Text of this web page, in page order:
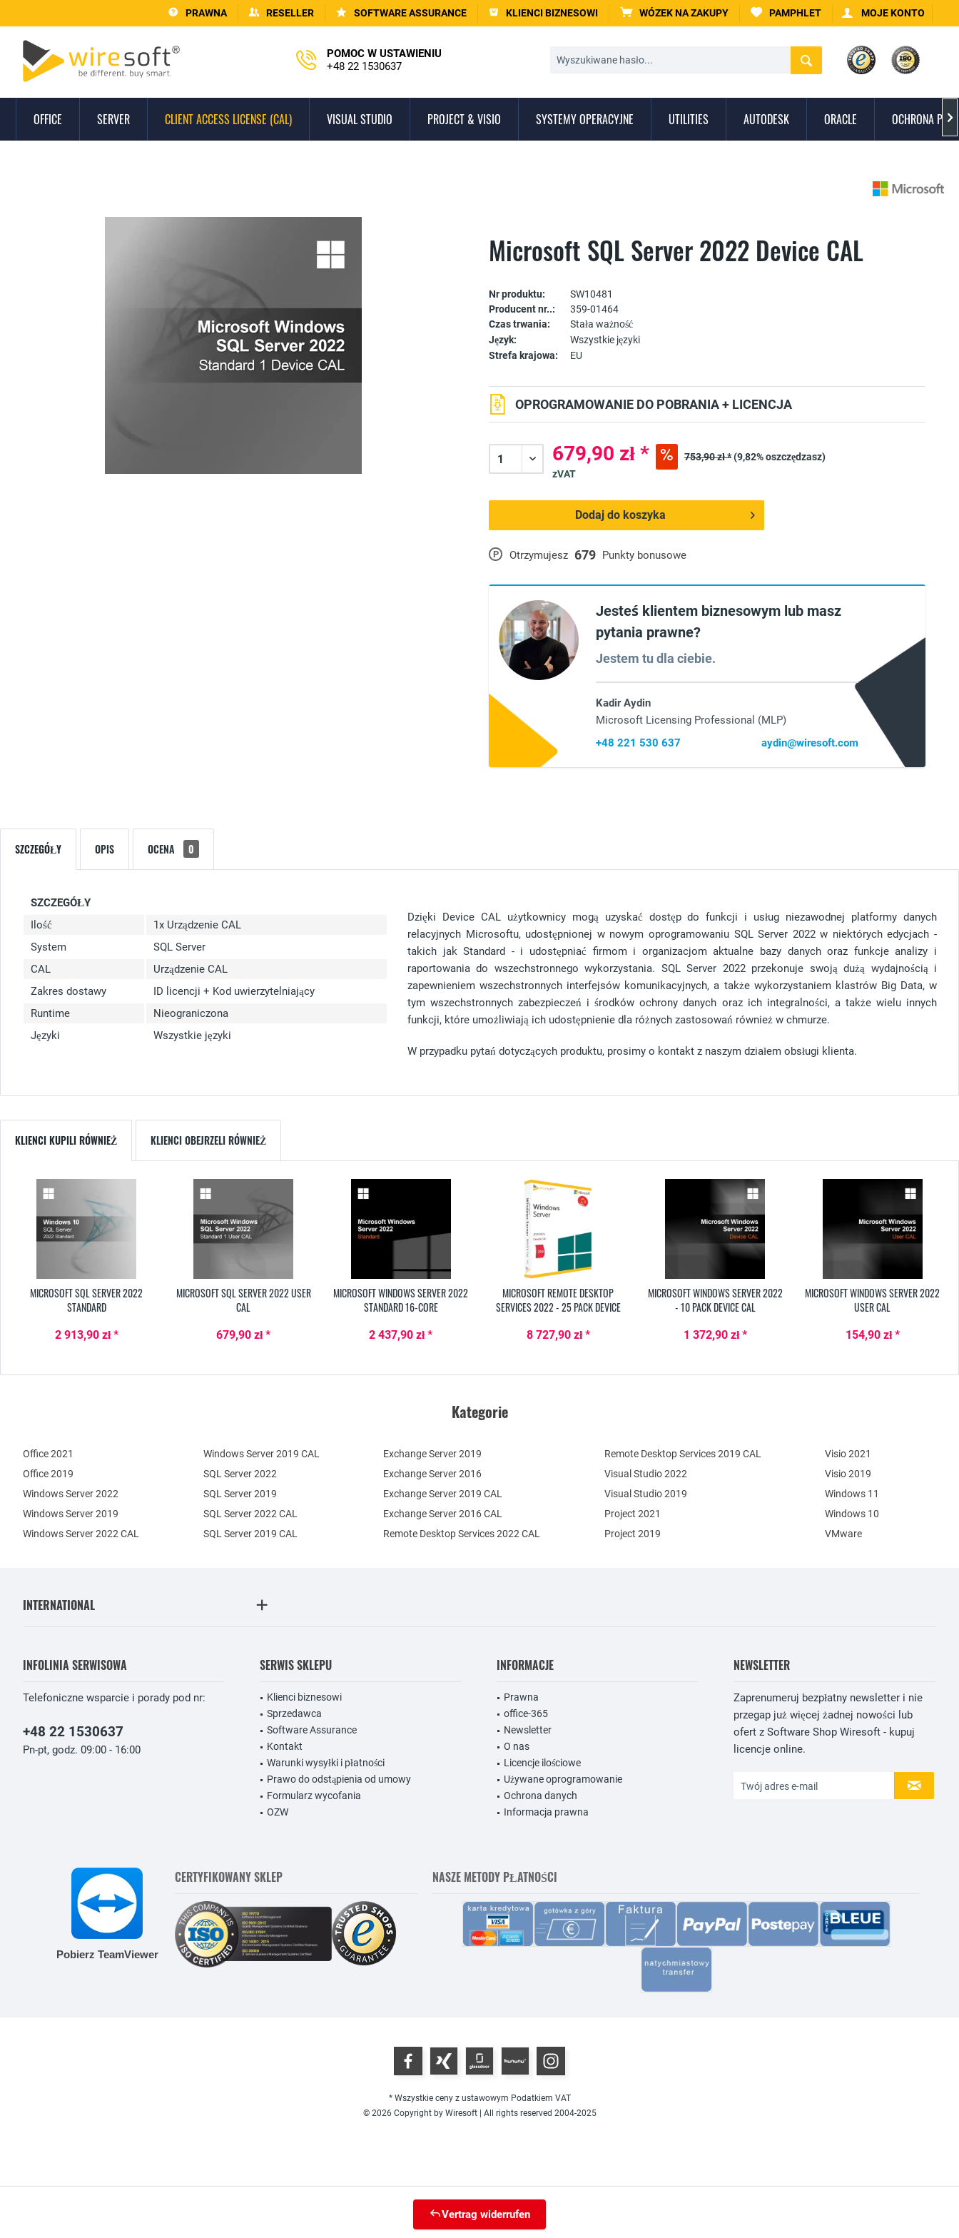
PRAWNA RESELLER SOFTWARE ASSURANCE KLIENCI BIZNESOWI WÓZEK NA ZAKUPY PAMPHLET MOJE KONTO
POMOC W USTAWIENIU
+48 22 1530637
OFFICE SERVER CLIENT ACCESS LICENSE (CAL) VISUAL STUDIO PROJECT & VISIO SYSTEMY OPERACYJNE UTILITIES AUTODESK ORACLE OCHRONA 
Microsoft SQL Server 2022 Device CAL
Nr produktu:
SW10481
Producent nr..:
359-01464
Czas trwania:
Stała ważność
Język:
Wszystkie języki
Strefa krajowa:
EU
P Otrzymujesz 679 Punkty bonusowe
OPROGRAMOWANIE DO POBRANIA + LICENCJA
679,90 zł * 753,90 zł *(9,82% oszczędzasz)
zVAT
Dodaj do koszyka
Jesteś klientem biznesowym lub masz
pytania prawne?
Jestem tu dla ciebie.
Kadir Aydin
Microsoft Licensing Professional (MLP)
+48 221 530 637
aydin@wiresoft.com
SZCZEGÓŁY OPIS OCENA 0
SZCZEGÓŁY
Ilość
1x Urządzenie CAL
System
SQL Server
CAL
Urządzenie CAL
Zakres dostawy
ID licencji + Kod uwierzytelniający
Runtime
Nieograniczona
Języki
Wszystkie języki
Dzięki Device CAL użytkownicy mogą uzyskać dostęp do funkcji i usług niezawodnej platformy danych
relacyjnych Microsoftu, udostępnionej w nowym oprogramowaniu SQL Server 2022 w niektórych edycjach -
takich jak Standard - i udostępniać firmom i organizacjom aktualne bazy danych oraz funkcje analizy i
raportowania do wszechstronnego wykorzystania. SQL Server 2022 przekonuje swoją dużą wydajnością i
zapewnieniem wszechstronnych interfejsów komunikacyjnych, a także wykorzystaniem klastrów Big Data, w
tym wszechstronnych zabezpieczeń i środków ochrony danych oraz ich integralności, a także wielu innych
funkcji, które umożliwiają ich udostępnienie dla różnych zastosowań również w chmurze.
W przypadku pytań dotyczących produktu, prosimy o kontakt z naszym działem obsługi klienta.
KLIENCI KUPILI RÓWNIEŻ KLIENCI OBEJRZELI RÓWNIEŻ
MICROSOFT SQL SERVER 2022
STANDARD
2 913,90 zł *
MICROSOFT SQL SERVER 2022 USER
CAL
679,90 zł *
MICROSOFT WINDOWS SERVER 2022
STANDARD 16-CORE
2 437,90 zł *
MICROSOFT REMOTE DESKTOP
SERVICES 2022 - 25 PACK DEVICE
8 727,90 zł *
MICROSOFT WINDOWS SERVER 2022
- 10 PACK DEVICE CAL
1 372,90 zł *
MICROSOFT WINDOWS SERVER 2022
USER CAL
154,90 zł *
Kategorie
Office 2021
Office 2019
Windows Server 2022
Windows Server 2019
Exchange Server 2019
Exchange Server 2016
SQL Server 2022
SQL Server 2019
Windows Server 2022 CAL
Windows Server 2019 CAL
SQL Server 2022 CAL
SQL Server 2019 CAL
Remote Desktop Services 2022 CAL
Remote Desktop Services 2019 CAL
Exchange Server 2019 CAL
Exchange Server 2016 CAL
Visual Studio 2022
Visual Studio 2019
Project 2021
Project 2019
Visio 2021
Visio 2019
Windows 11
Windows 10
VMware
INTERNATIONAL
INFOLINIA SERWISOWA
Telefoniczne wsparcie i porady pod nr:
+48 22 1530637
Pn-pt, godz. 09:00 - 16:00
SERWIS SKLEPU
Klienci biznesowi
Sprzedawca
Software Assurance
Kontakt
Warunki wysyłki i płatności
Prawo do odstąpienia od umowy
Formularz wycofania
OZW
INFORMACJE
Prawna
office-365
Newsletter
O nas
Licencje ilościowe
Używane oprogramowanie
Ochrona danych
Informacja prawna
NEWSLETTER
Zaprenumeruj bezpłatny newsletter i nie
przegap już więcej żadnej nowości lub
ofert z Software Shop Wiresoft - kupuj
licencje online.
Pobierz TeamViewer
CERTYFIKOWANY SKLEP NASZE METODY PŁATNOŚCI
* Wszystkie ceny z ustawowym Podatkiem VAT
© 2026 Copyright by Wiresoft | All rights reserved 2004-2025
Vertrag widerrufen